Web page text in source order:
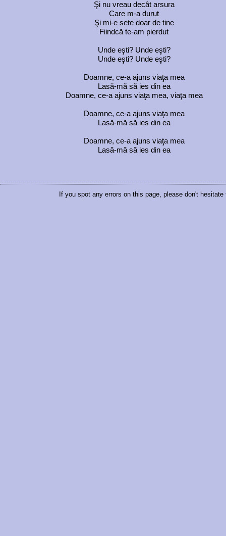
Şi nu vreau decât arsura
Care m-a durut
Şi mi-e sete doar de tine
Fiindcă te-am pierdut
Unde eşti? Unde eşti?
Unde eşti? Unde eşti?
Doamne, ce-a ajuns viaţa mea
Lasă-mă să ies din ea
Doamne, ce-a ajuns viaţa mea, viaţa mea
Doamne, ce-a ajuns viaţa mea
Lasă-mă să ies din ea
Doamne, ce-a ajuns viaţa mea
Lasă-mă să ies din ea
If you spot any errors on this page, please don't